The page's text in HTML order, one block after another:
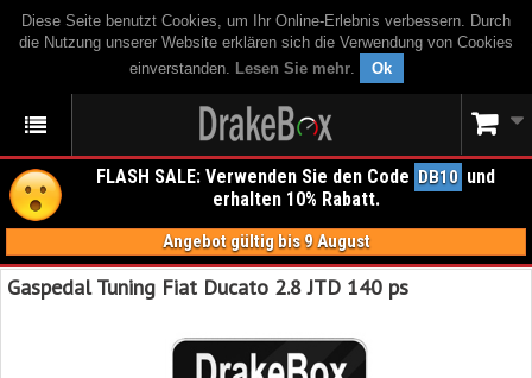
Diese Seite benutzt Cookies, um Ihr Online-Erlebnis verbessern. Durch
die Nutzung unserer Website erklären sich die Verwendung von Cookies
einverstanden. Lesen Sie mehr. Ok
FLASH SALE: Verwenden Sie den Code DB10 und
erhalten 10% Rabatt.
Angebot gültig bis 9 August
Gaspedal Tuning Fiat Ducato 2.8 JTD 140 ps